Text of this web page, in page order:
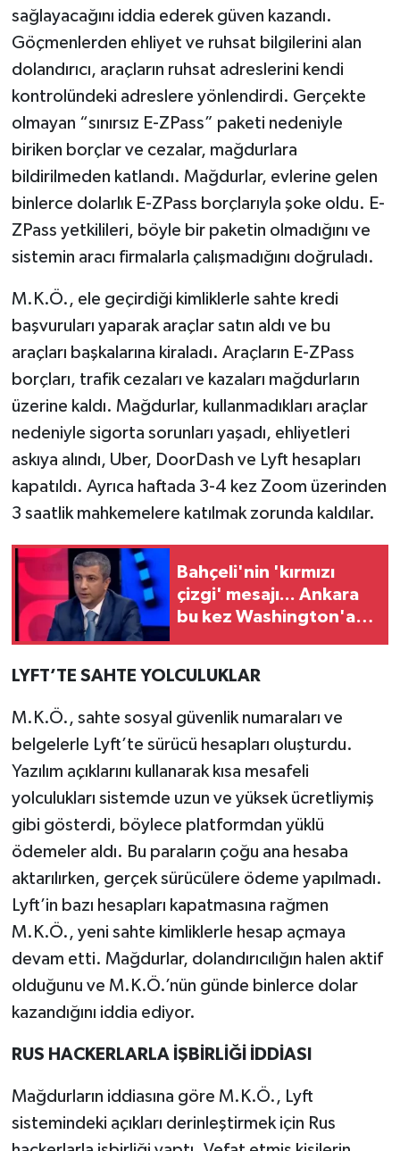
sağlayacağını iddia ederek güven kazandı.
Göçmenlerden ehliyet ve ruhsat bilgilerini alan
dolandırıcı, araçların ruhsat adreslerini kendi
kontrolündeki adreslere yönlendirdi. Gerçekte
olmayan “sınırsız E-ZPass” paketi nedeniyle
biriken borçlar ve cezalar, mağdurlara
bildirilmeden katlandı. Mağdurlar, evlerine gelen
binlerce dolarlık E-ZPass borçlarıyla şoke oldu. E-
ZPass yetkilileri, böyle bir paketin olmadığını ve
sistemin aracı firmalarla çalışmadığını doğruladı.
M.K.Ö., ele geçirdiği kimliklerle sahte kredi
başvuruları yaparak araçlar satın aldı ve bu
araçları başkalarına kiraladı. Araçların E-ZPass
borçları, trafik cezaları ve kazaları mağdurların
üzerine kaldı. Mağdurlar, kullanmadıkları araçlar
nedeniyle sigorta sorunları yaşadı, ehliyetleri
askıya alındı, Uber, DoorDash ve Lyft hesapları
kapatıldı. Ayrıca haftada 3-4 kez Zoom üzerinden
3 saatlik mahkemelere katılmak zorunda kaldılar.
Bahçeli'nin 'kırmızı
çizgi' mesajı... Ankara
bu kez Washington'a
LYFT’TE SAHTE YOLCULUKLAR
M.K.Ö., sahte sosyal güvenlik numaraları ve
belgelerle Lyft’te sürücü hesapları oluşturdu.
Yazılım açıklarını kullanarak kısa mesafeli
yolculukları sistemde uzun ve yüksek ücretliymiş
gibi gösterdi, böylece platformdan yüklü
ödemeler aldı. Bu paraların çoğu ana hesaba
aktarılırken, gerçek sürücülere ödeme yapılmadı.
Lyft’in bazı hesapları kapatmasına rağmen
M.K.Ö., yeni sahte kimliklerle hesap açmaya
devam etti. Mağdurlar, dolandırıcılığın halen aktif
olduğunu ve M.K.Ö.’nün günde binlerce dolar
kazandığını iddia ediyor.
RUS HACKERLARLA İŞBİRLİĞİ İDDİASI
Mağdurların iddiasına göre M.K.Ö., Lyft
sistemindeki açıkları derinleştirmek için Rus